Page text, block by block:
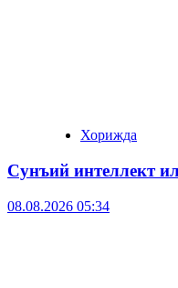
Хорижда
Сунъий интеллект
08.08.2026 05:34